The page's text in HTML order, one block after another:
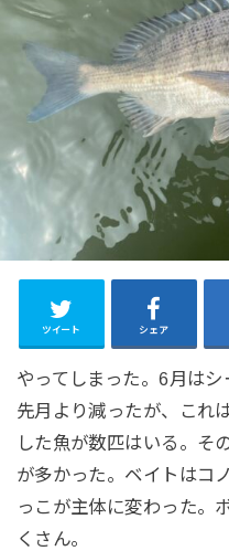
ツイート シェア
やってしまった。6月は
先月より減ったが、これ
した魚が数匹はいる。そ
が多かった。ベイトはコ
っこが主体に変わった。
くさん。